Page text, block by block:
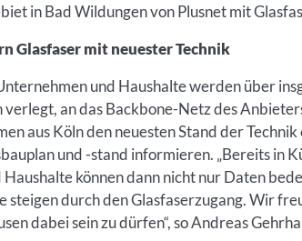
in Bad Wildungen von Plusnet mit
Glasfaser mit neuester Technik
und Haushalte werden über
an das Backbone-Netz des
aus Köln den neuesten Stand der
und -stand informieren. „Bereits in
können dann nicht nur Daten
steigen durch den Glasfaserzugang. Wir
dabei sein zu dürfen“, so Andreas